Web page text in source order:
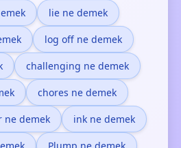
lie ne demek
log off ne demek
challenging ne demek
chores ne demek
ne demek ink ne demek